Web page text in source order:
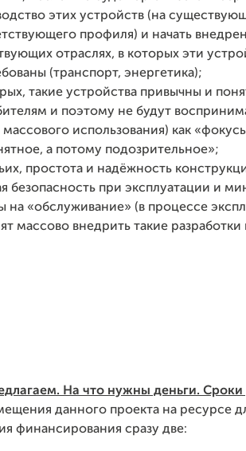
этих устройств (на
профиля) и начать
отраслях, в которых эти
(транспорт, энергетика);
такие устройства привычны и
и поэтому не будут
массового использования) как
а потому подозрительное»;
простота и надёжность
безопасность при эксплуатации и
на «обслуживание» (в процессе
массово внедрить такие разработки
На что нужны деньги. Сроки
данного проекта на ресурсе
финансирования сразу две: